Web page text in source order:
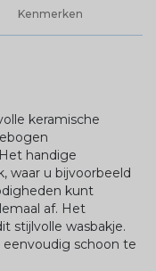
Kenmerken
keramische
handige
waar u bijvoorbeeld
kunt
af. Het
stijlvolle wasbakje.
eenvoudig schoon te